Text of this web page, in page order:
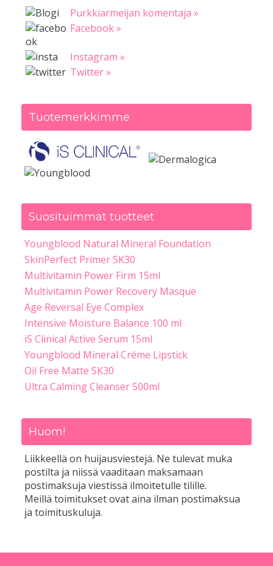
Purkkiarmeijan komentaja »
Facebook »
Instagram »
Twitter »
Tuotemerkkimme
Suosituimmat tuotteet
Youngblood Natural Mineral Foundation
SkinPerfect Primer SK30
Multivitamin Power Firm 15ml
Multivitamin Power Recovery Masque
Age Reversal Eye Complex
Intensive Moisture Balance 100 ml
iS Clinical Active Serum 15ml
Youngblood Mineral Créme Lipstick
Oil Free Matte SK30
Ultra Calming Cleanser 500ml
Huom!
Liikkeellä on huijausviestejä. Ne tulevat muka
postilta ja niissä vaaditaan maksamaan
postimaksuja viestissä ilmoitetulle tilille.
Meillä toimitukset ovat aina ilman postimaksua
ja toimituskuluja.